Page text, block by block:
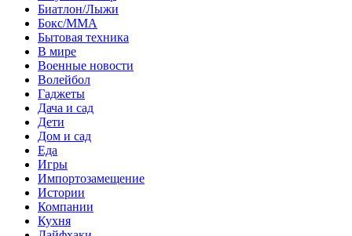
Биатлон/Лыжи
Бокс/MMA
Бытовая техника
В мире
Военные новости
Волейбол
Гаджеты
Дача и сад
Дети
Дом и сад
Еда
Игры
Импортозамещение
Истории
Компании
Кухня